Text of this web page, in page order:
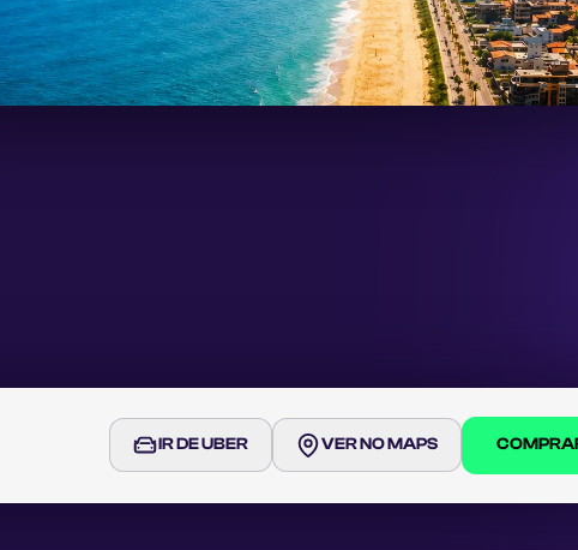
IR DE UBER VER NO MAPS